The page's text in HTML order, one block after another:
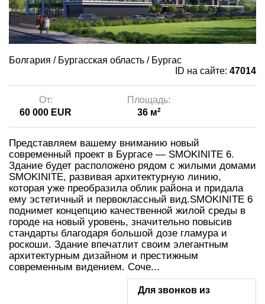
Болгария / Бургасская область / Бургас
ID на сайте: 47014
От:
60 000 EUR
Площадь:
36 м2
Представляем вашему вниманию новый
современный проект в Бургасе — SMOKINITE 6.
Здание будет расположено рядом с жилыми домами
SMOKINITE, развивая архитектурную линию,
которая уже преобразила облик района и придала
ему эстетичный и первоклассный вид.SMOKINITE 6
поднимет концепцию качественной жилой среды в
городе на новый уровень, значительно повысив
стандарты благодаря большой дозе гламура и
роскоши. Здание впечатлит своим элегантным
архитектурным дизайном и престижным
современным видением. Соче...
Для звонков из